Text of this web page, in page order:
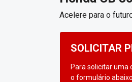
Acelere para o
SOLICITAR
Para solicitar uma
o formulário